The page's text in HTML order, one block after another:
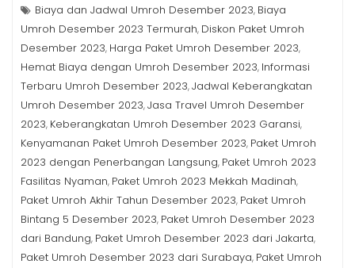
Biaya dan Jadwal Umroh Desember 2023, Biaya
Umroh Desember 2023 Termurah, Diskon Paket Umroh
Desember 2023, Harga Paket Umroh Desember 2023,
Hemat Biaya dengan Umroh Desember 2023, Informasi
Terbaru Umroh Desember 2023,Jadwal Keberangkatan
Umroh Desember 2023,Jasa Travel Umroh Desember
2023, Keberangkatan Umroh Desember 2023 Garansi,
Kenyamanan Paket Umroh Desember 2023, Paket Umroh
2023 dengan Penerbangan Langsung, Paket Umroh 2023
Fasilitas Nyaman, Paket Umroh 2023 Mekkah Madinah,
Paket Umroh Akhir Tahun Desember 2023, Paket Umroh
Bintang 5 Desember 2023, Paket Umroh Desember 2023
dari Bandung, Paket Umroh Desember 2023 dari Jakarta,
Paket Umroh Desember 2023 dari Surabaya, Paket Umroh